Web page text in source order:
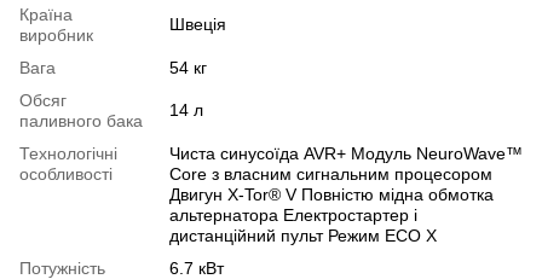
Країна
виробник
Швеція
Вага
54 кг
Обсяг
паливного бака
14 л
Технологічні
особливості
Чиста синусоїда AVR+ Модуль NeuroWave™
Core з власним сигнальним процесором
Двигун X-Tor® V Повністю мідна обмотка
альтернатора Електростартер і
дистанційний пульт Режим ECO X
Потужність
6.7 кВт